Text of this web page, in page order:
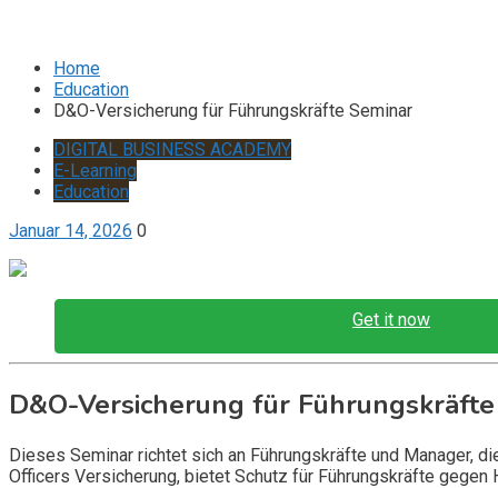
Home
Education
D&O-Versicherung für Führungskräfte Seminar
DIGITAL BUSINESS ACADEMY
E-Learning
Education
Januar 14, 2026 0
Get it now
D&O-Versicherung für
Dieses Seminar richtet sich an Führungskräfte und Manager,
Officers Versicherung, bietet Schutz für Führungskräfte